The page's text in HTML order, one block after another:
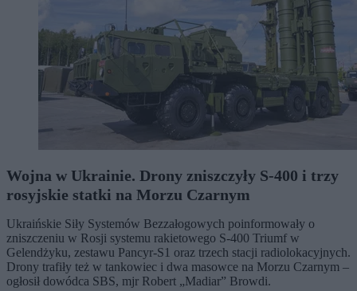
Wojna w Ukrainie. Drony zniszczyły S-400 i trzy
rosyjskie statki na Morzu Czarnym
Ukraińskie Siły Systemów Bezzałogowych poinformowały o
zniszczeniu w Rosji systemu rakietowego S-400 Triumf w
Gelendżyku, zestawu Pancyr-S1 oraz trzech stacji radiolokacyjnych.
Drony trafiły też w tankowiec i dwa masowce na Morzu Czarnym –
ogłosił dowódca SBS, mjr Robert „Madiar” Browdi.